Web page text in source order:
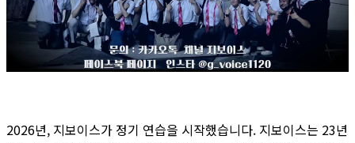
2026년, 지보이스가 정기 연습을 시작했습니다. 지보이스는 23년